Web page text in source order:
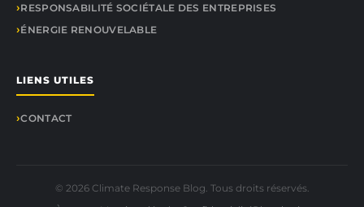
RESPONSABILITÉ SOCIÉTALE DES ENTREPRISES
ÉNERGIE RENOUVELABLE
LIENS UTILES
CONTACT
© 2026 Climate Response Blog. Tous droits réservés.